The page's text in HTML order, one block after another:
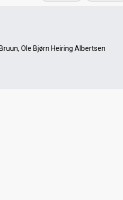
Ole Bjørn Heiring Albertsen